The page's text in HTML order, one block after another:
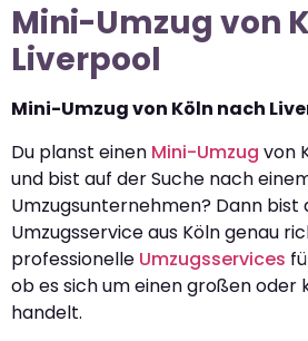
Mini-Umzug von
Liverpool
Mini-Umzug von Köln nach
Du planst einen Mini-Umzug von
und bist auf der Suche nach
Umzugsunternehmen? Dann bist
Umzugsservice aus Köln genau
professionelle Umzugsservices
ob es sich um einen großen oder
handelt.